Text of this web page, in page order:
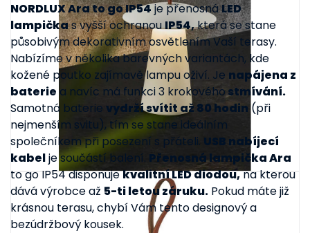
NORDLUX Ara to go IP54je přenosnáLED
lampičkas vyšší ochranouIP54,která se stane
působivým dekorativním osvětlením Vaší terasy.
Nabízíme v několika barevných variantách, kde
kožené poutko zajímavě lampu oživí. Je napájena z
baterie a navíc má funkci 3 krokovéhostmívání.
Samotná baterie vydrží svítit až 80 hodin (při
nejmenším svitu), tím se stane ideálním
společníkem při posezení s přáteli. USB nabíjecí
kabelje součástí balení. Přenosná lampička Ara
to go IP54 disponujekvalitní LED diodou,na kterou
dává výrobce až 5-ti letou záruku. Pokud máte již
krásnou terasu, chybí Vám tento designový a
bezúdržbový kousek.